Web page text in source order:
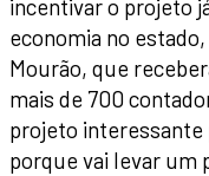
incentivar o projeto
economia no
Mourão, que
mais de 700
projeto interessante
porque vai levar um